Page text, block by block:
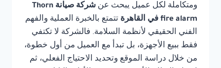
ومتكاملة لكل عميل يبحث عن
شركة صيانة Thorn
fire alarm في القاهرة
تتمتع بالخبرة العملية والفهم
الفني الحقيقي لأنظمة السلامة. فالشركة لا تكتفي
فقط ببيع الأجهزة، بل تبدأ مع العميل من أول خطوة،
من خلال دراسة الموقع وتحديد الاحتياج الفعلي، ثم